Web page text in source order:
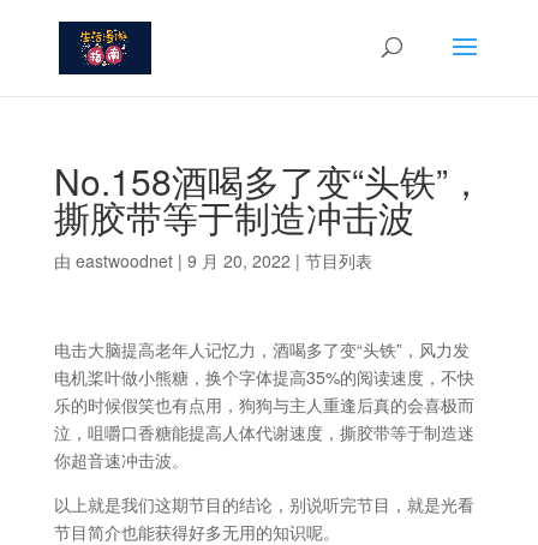
No.158酒喝多了变“头铁”，
撕胶带等于制造冲击波
由 eastwoodnet| 9 月 20, 2022 | 节目列表
电击大脑提高老年人记忆力，酒喝多了变“头铁”，风力发
电机桨叶做小熊糖，换个字体提高35%的阅读速度，不快
乐的时候假笑也有点用，狗狗与主人重逢后真的会喜极而
泣，咀嚼口香糖能提高人体代谢速度，撕胶带等于制造迷
你超音速冲击波。
以上就是我们这期节目的结论，别说听完节目，就是光看
节目简介也能获得好多无用的知识呢。